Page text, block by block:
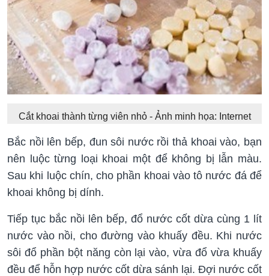
Cắt khoai thành từng viên nhỏ - Ảnh minh họa: Internet
Bắc nồi lên bếp, đun sôi nước rồi thả khoai vào, bạn
nên luộc từng loại khoai một để không bị lẫn màu.
Sau khi luộc chín, cho phần khoai vào tô nước đá để
khoai không bị dính.
Tiếp tục bắc nồi lên bếp, đổ nước cốt dừa cùng 1 lít
nước vào nồi, cho đường vào khuấy đều. Khi nước
sôi đổ phần bột năng còn lại vào, vừa đổ vừa khuấy
đều để hỗn hợp nước cốt dừa sánh lại. Đợi nước cốt